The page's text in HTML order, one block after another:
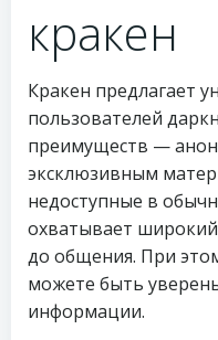
кракен
Кракен предлагает
пользователей
преимуществ —
эксклюзивным
недоступные в
охватывает широкий
до общения. При
можете быть
информации.